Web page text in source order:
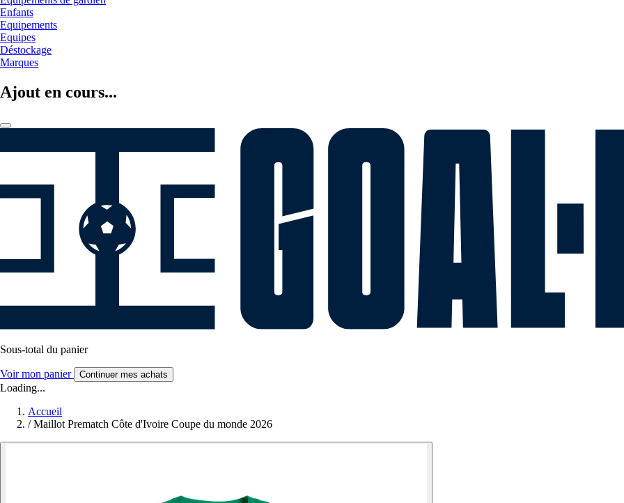
Enfants
Equipements
Equipes
Déstockage
Marques
Ajout en cours...
Sous-total du panier
Voir mon panier Continuer mes achats
Loading...
Accueil
/ Maillot Prematch Côte d'Ivoire Coupe du monde 2026